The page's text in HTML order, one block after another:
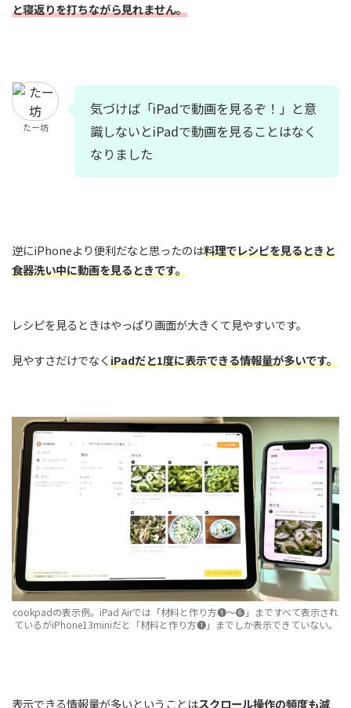
と寝返りを打ちながら見れません。
たー坊
気づけば「iPadで動画を見るぞ！」と意
識しないとiPadで動画を見ることはなく
なりました
逆にiPhoneより便利だなと思ったのは料理でレシピを見るときと
食器洗い中に動画を見るときです。
レシピを見るときはやっぱり画面が大きくて見やすいです。
見やすさだけでなくiPadだと1度に表示できる情報量が多いです。
cookpadの表示例。iPad Airでは「材料と作り方❶〜❻」まですべて表示され
ているがiPhone13miniだと「材料と作り方❶」までしか表示できていない。
表示できる情報量が多いということはスクロール操作の頻度も減